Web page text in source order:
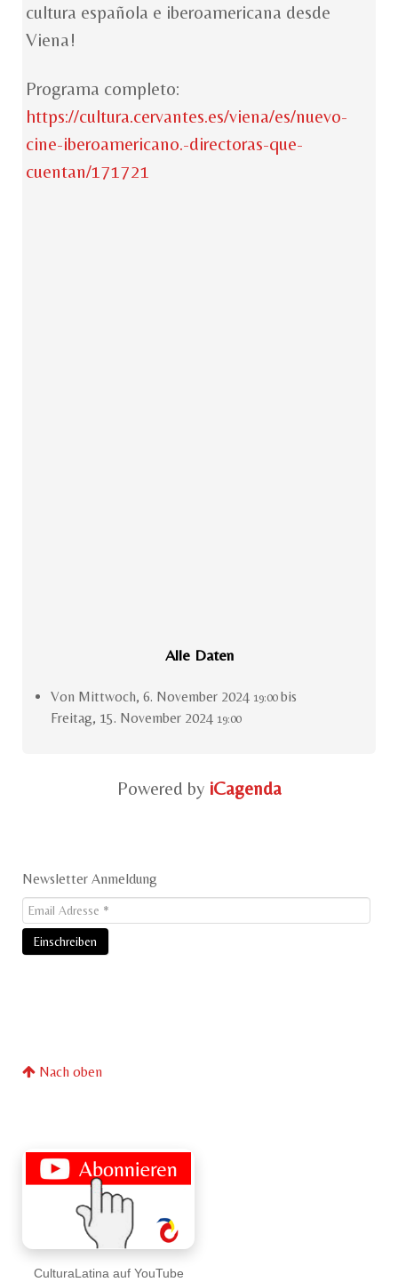
CulturaLatina auf YouTube
cultura española e iberoamericana desde
Viena!
Programa completo:
https://cultura.cervantes.es/viena/es/nuevo-
cine-iberoamericano.-directoras-que-
cuentan/171721
Alle Daten
Von Mittwoch, 6. November 2024 19:00 bis
Freitag, 15. November 2024 19:00
Powered by iCagenda
Newsletter Anmeldung
Nach oben